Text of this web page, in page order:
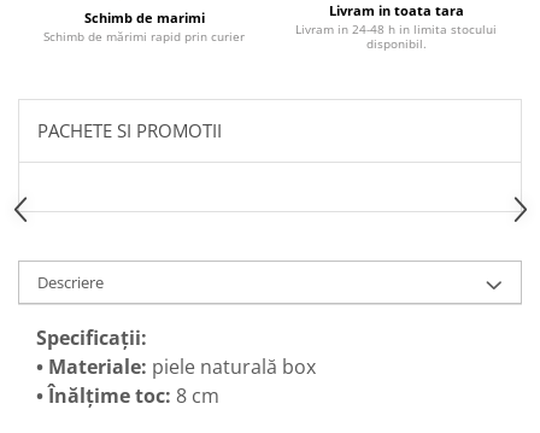
Schimb de marimi
Schimb de mărimi rapid prin curier
Livram in toata tara
Livram in 24-48 h in limita stocului
disponibil.
PACHETE SI PROMOTII
Descriere
Specificații:
• Materiale: piele naturală box
• Înălțime toc: 8 cm